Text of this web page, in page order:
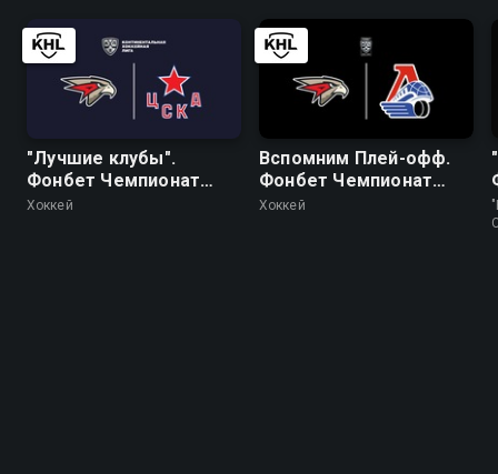
"Лучшие клубы".
Фонбет Чемпионат
КХЛ. "Авангард" - ЦСКА
Хоккей
Вспомним Плей-офф.
Фонбет Чемпионат
КХЛ. Плей-офф. 1/2
Хоккей